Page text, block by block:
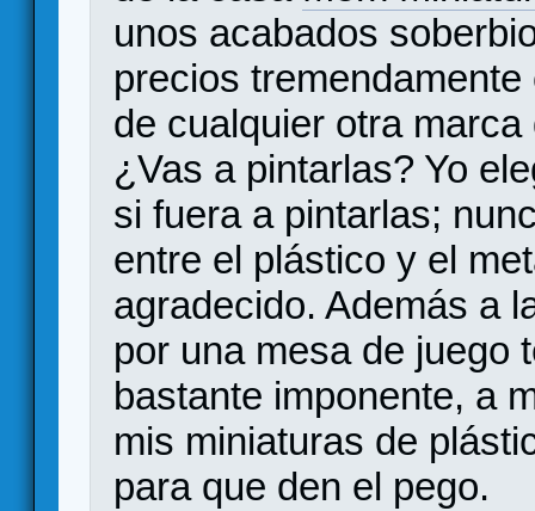
unos acabados
precios
de cualquier otra
¿Vas a pintarlas? Yo
si fuera a pintarlas;
entre el plástico y el
agradecido. Además a
por una mesa de juego
bastante imponente, a
mis miniaturas de
para que den el pego.